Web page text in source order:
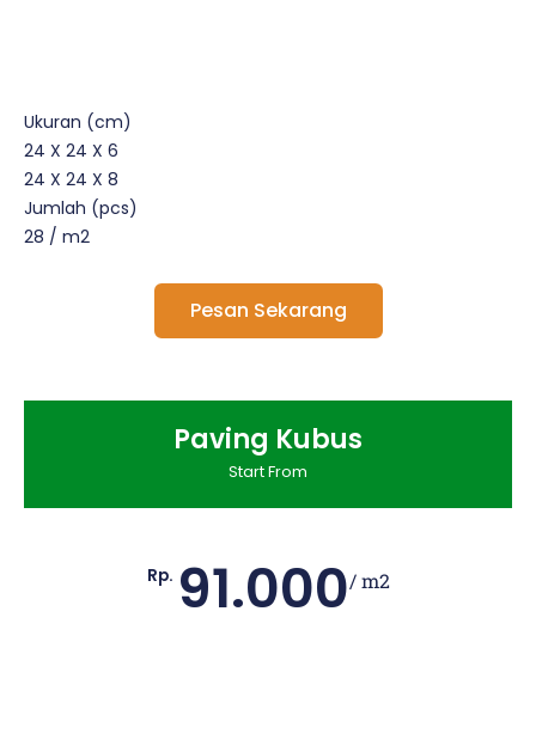
Ukuran (cm)
24 X 24 X 6
24 X 24 X 8
Jumlah (pcs)
28 / m2
Pesan Sekarang
Paving Kubus
Start From
Rp. 91.000/ m2